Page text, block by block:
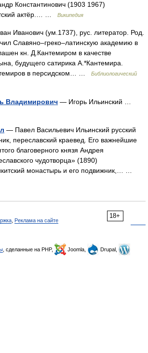
Константинович (1903 1967)
актёр.… …
Википедия
Иванович (ум.1737), рус. литератор. Род.
Славяно–греко–латинскую академию в
кн. Д.Кантемиром в качестве
будущего сатирика А.*Кантемира.
в персидском… …
Библиологический
Владимирович — Игорь Ильинский …
— Павел Васильевич Ильинский русский
переславский краевед. Его важнейшие
благоверного князя Андрея
чудотворца» (1890)
монастырь и его подвижник,… …
18+
Реклама на сайте
, сделанные на PHP, Joomla,
Drupal,